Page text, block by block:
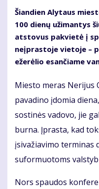
Šiandien Alytaus
100 dienų užimantys
atstovus pakvietė į
neįprastoje vietoje –
ežerėlio esančiame
Miesto meras Nerijus
pavadino įdomia
sostinės vadovo, jie
burna. Įprasta, kad
įsivažiavimo terminas
suformuotoms
Nors spaudos